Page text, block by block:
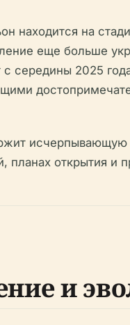
находится на
еще больше
середины 2025
исчерпывающую
планах открытия и
и